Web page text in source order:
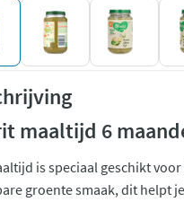
maaltijd 6
is speciaal geschikt
groente smaak, dit helpt